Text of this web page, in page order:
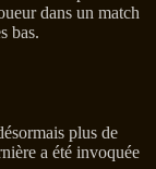
dans un match
bas.
plus de
a été invoquée